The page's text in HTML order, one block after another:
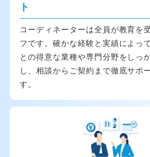
ト
コーディネーターは全員が教育を
フです。確かな経験と実績によっ
との得意な業種や専門分野をしっ
し、相談からご契約まで徹底サポ
す。